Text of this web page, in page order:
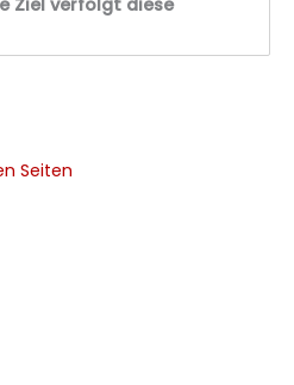
Ziel verfolgt diese
Seiten